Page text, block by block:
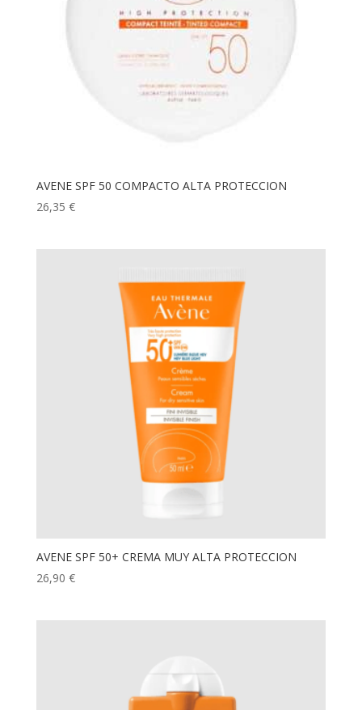
AVENE SPF 50 COMPACTO ALTA PROTECCION
26,35 €
AVENE SPF 50+ CREMA MUY ALTA PROTECCION
26,90 €